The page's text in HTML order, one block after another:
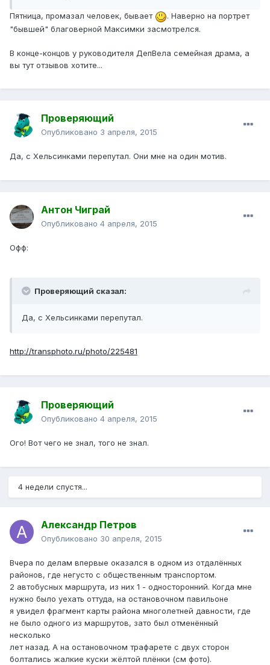
Пятница, промазал человек, бывает
. Наверно на портрет
"бывшей" благоверной Максимки засмотрелся.
В конце-концов у руководителя ДепВела семейная драма, а
вы тут отзывов хотите...
Проверяющий
Опубликовано 3 апреля, 2015
Да, с Хельсинками перепутал. Они мне на один мотив.
Антон Чиграй
Опубликовано 4 апреля, 2015
Офф:
Проверяющий сказал:
Да, с Хельсинками перепутал.
http://transphoto.ru/photo/225481
Проверяющий
Опубликовано 4 апреля, 2015
Ого! Вот чего не знал, того не знал.
4 недели спустя...
Александр Петров
Опубликовано 30 апреля, 2015
Вчера по делам впервые оказался в одном из отдалённых
районов, где негусто с общественным транспортом.
2 автобусных маршрута, из них 1 - односторонний. Когда мне
нужно было уехать оттуда, на остановочном павильоне
я увидел фрагмент карты района многолетней давности, где
не было одного из маршрутов, зато был отменённый
несколько
лет назад. А на остановочном трафарете с двух сторон
болтались жалкие куски жёлтой плёнки (см фото).